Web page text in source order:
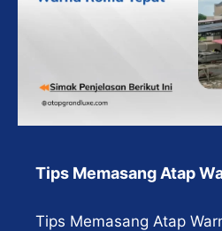
Tips Memasang Atap
Tips Memasang Atap